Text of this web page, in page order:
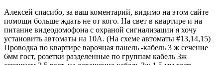
Алексей спасибо, за ваш коментарий, видимо на этом сайте
помощи больше ждать не от кого. На свет в квартире и на
питание видеодомофона с охраной сигнализации я хочу
установить автоматы на 10А. (На схеме автоматы #13,14,15)
Проводка по квартире варочная панель -кабель 3 ж сечение
6мм гост, розетки разделенные по группам кабель 3ж